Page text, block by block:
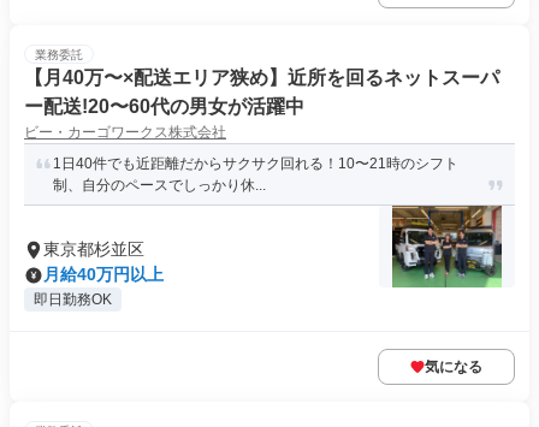
業務委託
【月40万〜×配送エリア狭め】近所を回るネットスーパ
ー配送!20〜60代の男女が活躍中
ビー・カーゴワークス株式会社
1日40件でも近距離だからサクサク回れる！10〜21時のシフト
制、自分のペースでしっかり休...
東京都杉並区
月給40万円以上
即日勤務OK
気になる